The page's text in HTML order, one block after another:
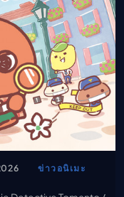
Collection
Library
Share
SERVICE
นไลน์
ำรายการทีวี
ะ
(คืนนี้)
ข่าวอนิเมะ